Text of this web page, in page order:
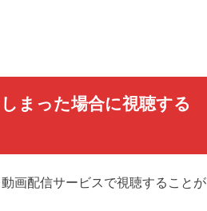
まった場合に視聴する
画配信サービスで視聴することが